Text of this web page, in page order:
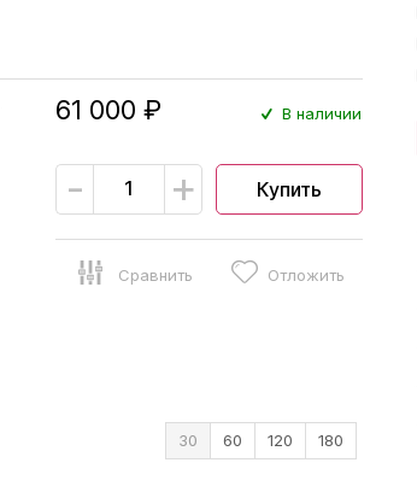
61 000 ₽ В наличии
- + Купить
Сравнить Отложить
30 60 120 180